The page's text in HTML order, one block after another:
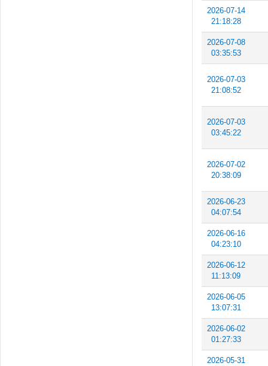
2026-07-14
21:18:28
2026-07-08
03:35:53
2026-07-03
21:08:52
2026-07-03
03:45:22
2026-07-02
20:38:09
2026-06-23
04:07:54
2026-06-16
04:23:10
2026-06-12
11:13:09
2026-06-05
13:07:31
2026-06-02
01:27:33
2026-05-31